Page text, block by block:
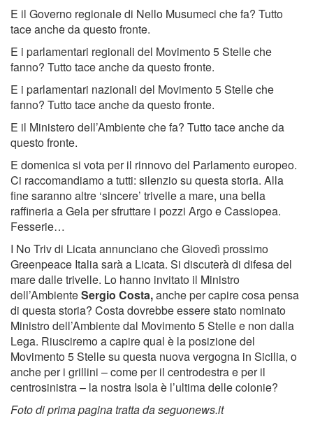
E il Governo regionale di Nello Musumeci che fa? Tutto
tace anche da questo fronte.
E i parlamentari regionali del Movimento 5 Stelle che
fanno? Tutto tace anche da questo fronte.
E i parlamentari nazionali del Movimento 5 Stelle che
fanno? Tutto tace anche da questo fronte.
E il Ministero dell’Ambiente che fa? Tutto tace anche da
questo fronte.
E domenica si vota per il rinnovo del Parlamento europeo.
Ci raccomandiamo a tutti: silenzio su questa storia. Alla
fine saranno altre ‘sincere’ trivelle a mare, una bella
raffineria a Gela per sfruttare i pozzi Argo e Cassiopea.
Fesserie…
I No Triv di Licata annunciano che Giovedì prossimo
Greenpeace Italia sarà a Licata. Si discuterà di difesa del
mare dalle trivelle. Lo hanno invitato il Ministro
dell’AmbienteSergio Costa,anche per capire cosa pensa
di questa storia? Costa dovrebbe essere stato nominato
Ministro dell’Ambiente dal Movimento 5 Stelle e non dalla
Lega. Riusciremo a capire qual è la posizione del
Movimento 5 Stelle su questa nuova vergogna in Sicilia, o
anche per i grillini – come per il centrodestra e per il
centrosinistra – la nostra Isola è l’ultima delle colonie?
Foto di prima pagina tratta da seguonews.it